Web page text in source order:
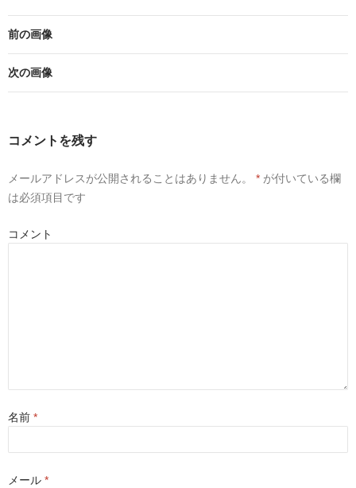
前の画像
次の画像
コメントを残す
メールアドレスが公開されることはありません。 * が付いている欄
は必須項目です
コメント
名前 *
メール *